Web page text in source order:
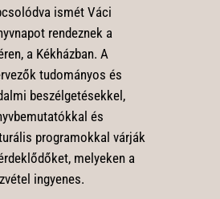
ismét Váci
rendeznek a
a Kékházban. A
tudományos és
beszélgetésekkel,
és
programokkal várják
melyeken a
ingyenes.